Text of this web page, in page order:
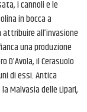
i cannoli e le
in bocca a
all’invasione
una produzione
il Cerasuolo
di essi. Antica
Malvasia delle Lipari,